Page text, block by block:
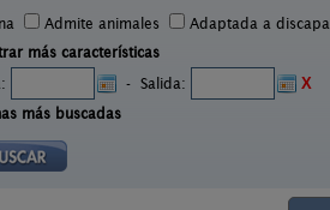
Admite animales
Adaptada a
más características
- Salida:
X
más buscadas